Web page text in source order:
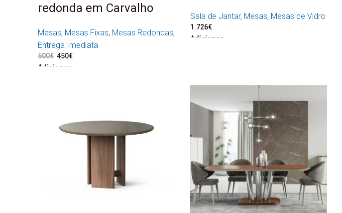
redonda em Carvalho
Mesas, Mesas Fixas, Mesas Redondas,
Entrega Imediata
500€ O preço original era: 500€.
450€
Adicionar
Sala de Jantar, Mesas, Mesas de Vidro
1.726€
Adicionar